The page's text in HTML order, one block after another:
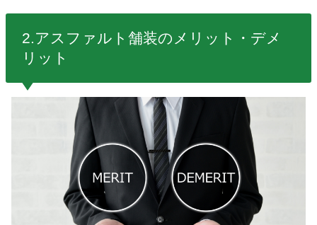
2.アスファルト舗装のメリット・デメ
リット